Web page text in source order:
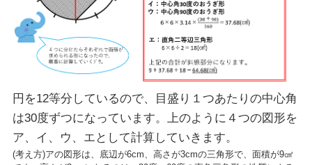
円を12等分しているので、目盛り１つあたりの中心角
は30度ずつになっています。上のように４つの図形を
ア、イ、ウ、エとして計算していきます。
(考え方)アの図形は、底辺が6cm、高さが3cmの三角形で、面積が9㎠